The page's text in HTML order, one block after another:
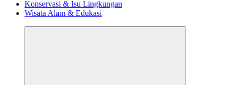
Konservasi & Isu Lingkungan
Wisata Alam & Edukasi